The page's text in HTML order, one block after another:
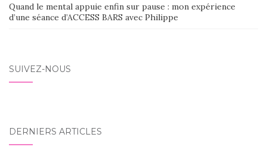
Quand le mental appuie enfin sur pause : mon expérience
d’une séance d’ACCESS BARS avec Philippe
SUIVEZ-NOUS
DERNIERS ARTICLES